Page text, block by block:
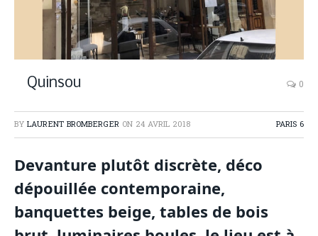
Quinsou 0
BY LAURENT BROMBERGER ON 24 AVRIL 2018 PARIS 6
Devanture plutôt discrète, déco
dépouillée contemporaine,
banquettes beige, tables de bois